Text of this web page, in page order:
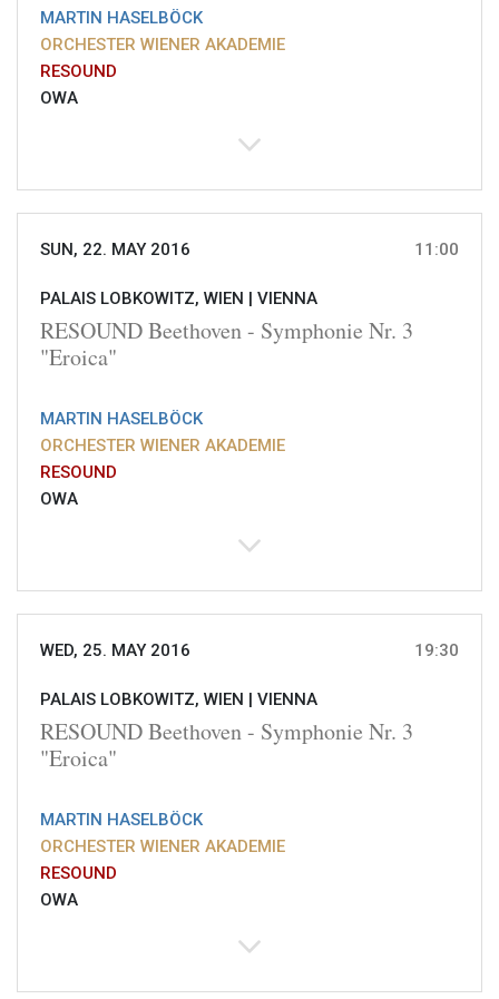
MARTIN HASELBÖCK
ORCHESTER WIENER AKADEMIE
RESOUND
OWA
SUN, 22. MAY 2016 11:00
PALAIS LOBKOWITZ, WIEN | VIENNA
RESOUND Beethoven - Symphonie Nr. 3
"Eroica"
MARTIN HASELBÖCK
ORCHESTER WIENER AKADEMIE
RESOUND
OWA
WED, 25. MAY 2016 19:30
PALAIS LOBKOWITZ, WIEN | VIENNA
RESOUND Beethoven - Symphonie Nr. 3
"Eroica"
MARTIN HASELBÖCK
ORCHESTER WIENER AKADEMIE
RESOUND
OWA